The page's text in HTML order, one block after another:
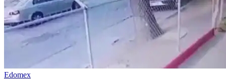
Edomex